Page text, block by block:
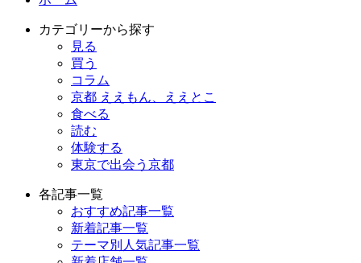
カテゴリーから探す
見る
買う
コラム
京都 ええもん、ええとこ
食べる
読む
体験する
東京で出会う京都
各記事一覧
おすすめ記事一覧
新着記事一覧
テーマ別人気記事一覧